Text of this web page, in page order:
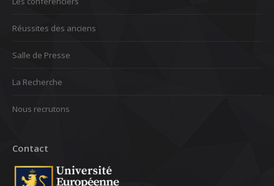
Réussites des anciens
Salle de Presse
La Recherche
Nous recrutons
Contact